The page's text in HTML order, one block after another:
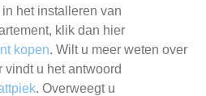
het installeren van
klik dan hier
kopen. Wilt u meer weten over
u het antwoord
. Overweegt u